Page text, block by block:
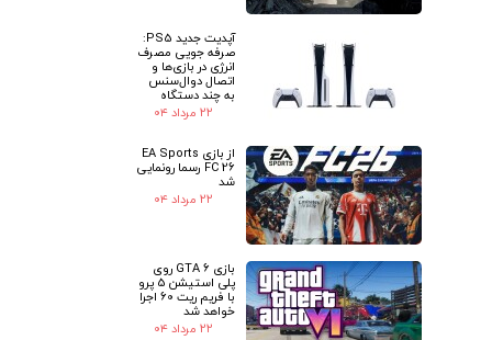
آپدیت جدید PS5:
صرفه جویی مصرف
انرژی در بازی‌ها و
اتصال دوال‌سنس
به چند دستگاه
۲۲ مرداد ۰۴
از بازی EA Sports
FC 26 رسما رونمایی
شد
۲۲ مرداد ۰۴
بازی GTA 6 روی
پلی استیشن 5 پرو
با فریم ریت 60 اجرا
خواهد شد
۲۲ مرداد ۰۴